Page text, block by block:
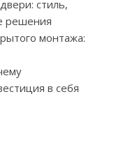
стиль,
решения
монтажа:
в себя